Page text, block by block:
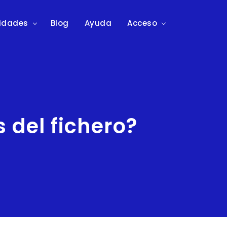
Blog Ayuda Acceso
del fichero?